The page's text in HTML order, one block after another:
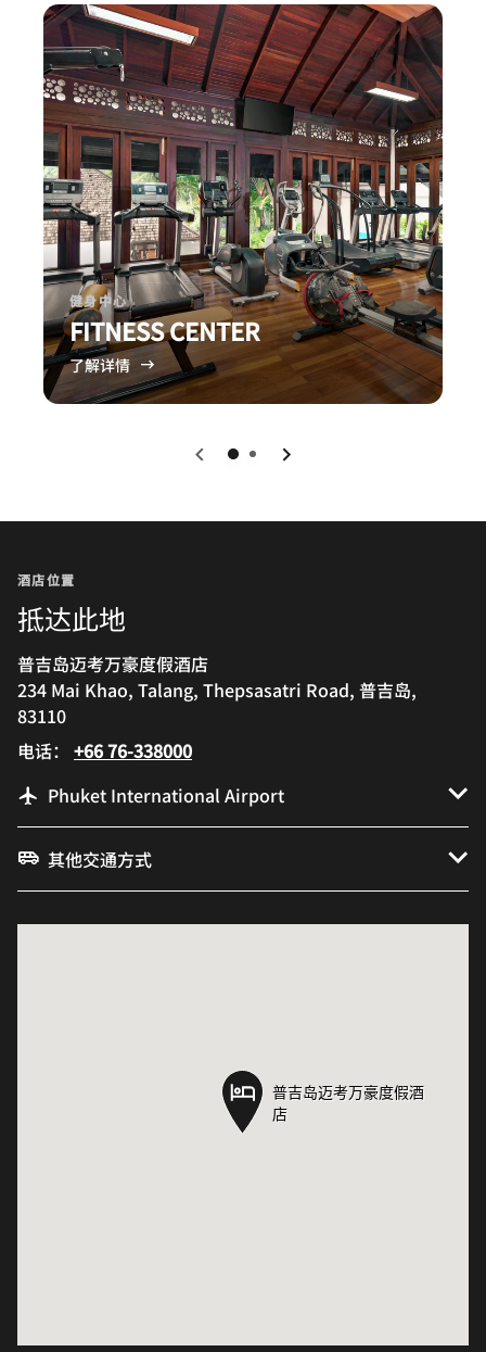
健身中心
FITNESS CENTER
了解详情
上一页
0 1 下一页
酒店位置
抵达此地
普吉岛迈考万豪度假酒店
234 Mai Khao, Talang, Thepsasatri Road, 普吉岛,
83110
电话： +66 76-338000
Phuket International Airport
其他交通方式
普吉岛迈考万豪度假酒
店
普吉岛迈考万豪度假酒
店